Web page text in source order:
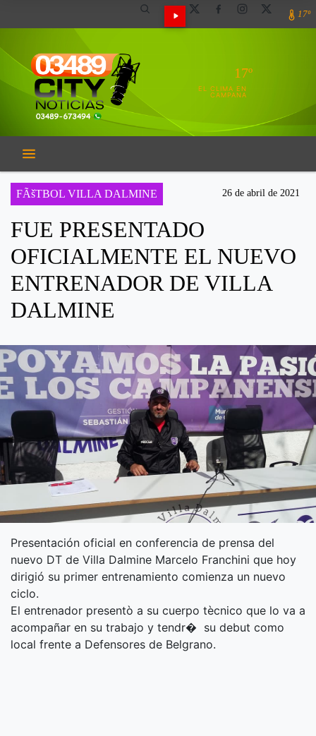
17º
17º
EL CLIMA EN
CAMPANA
FÃšTBOL VILLA DALMINE 26 de abril de 2021
FUE PRESENTADO
OFICIALMENTE EL NUEVO
ENTRENADOR DE VILLA
DALMINE
Presentación oficial en conferencia de prensa del
nuevo DT de Villa Dalmine Marcelo Franchini que hoy
dirigió su primer entrenamiento comienza un nuevo
ciclo.
El entrenador presentò a su cuerpo tècnico que lo va a
acompañar en su trabajo y tendr� su debut como
local frente a Defensores de Belgrano.